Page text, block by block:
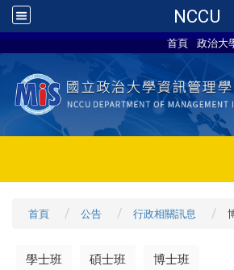
NCCU
首頁 政治大
首頁 公告 行政相關訊息
學士班 碩士班 博士班